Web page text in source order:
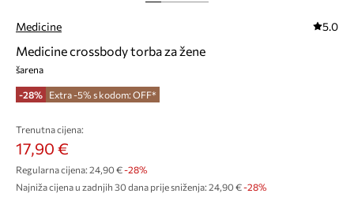
Medicine 5.0
Medicine crossbody torba za žene
šarena
-28% Extra -5% s kodom: OFF*
Trenutna cijena:
17,90 €
Regularna cijena: 24,90 €-28%
Najniža cijena u zadnjih 30 dana prije sniženja: 24,90 € -28%